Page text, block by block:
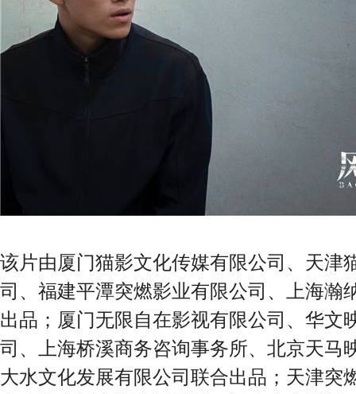
该片由厦门猫影文化传媒有限公司、天津
司、福建平潭突燃影业有限公司、上海瀚
出品；厦门无限自在影视有限公司、华文
司、上海桥溪商务咨询事务所、北京天马
大水文化发展有限公司联合出品；天津突